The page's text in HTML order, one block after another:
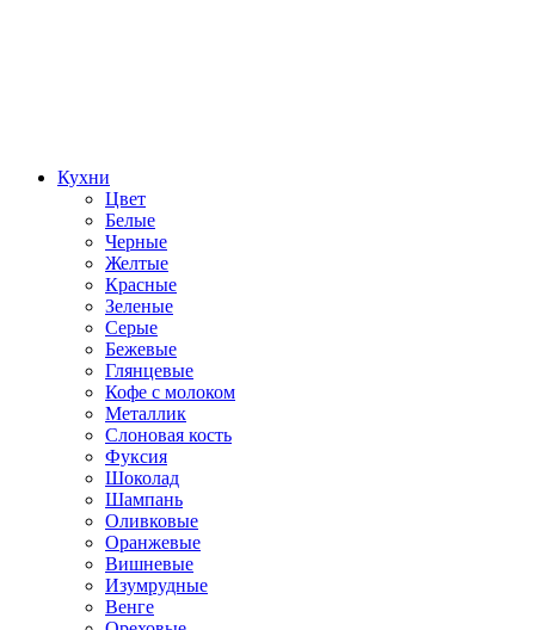
Кухни
Цвет
Белые
Черные
Желтые
Красные
Зеленые
Серые
Бежевые
Глянцевые
Кофе с молоком
Металлик
Слоновая кость
Фуксия
Шоколад
Шампань
Оливковые
Оранжевые
Вишневые
Изумрудные
Венге